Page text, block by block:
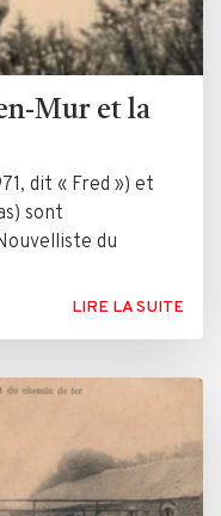
Mur et la
dit « Fred ») et
sont
du
LIRE LA SUITE